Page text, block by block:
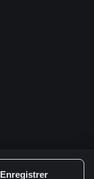
Enregistrer
2.228.1